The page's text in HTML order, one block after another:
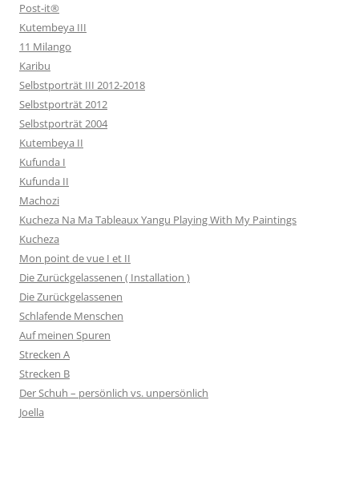
Post-it®
Kutembeya III
11 Milango
Karibu
Selbstporträt III 2012-2018
Selbstporträt 2012
Selbstporträt 2004
Kutembeya II
Kufunda I
Kufunda II
Machozi
Kucheza Na Ma Tableaux Yangu Playing With My Paintings
Kucheza
Mon point de vue I et II
Die Zurückgelassenen ( Installation )
Die Zurückgelassenen
Schlafende Menschen
Auf meinen Spuren
Strecken A
Strecken B
Der Schuh – persönlich vs. unpersönlich
Joella